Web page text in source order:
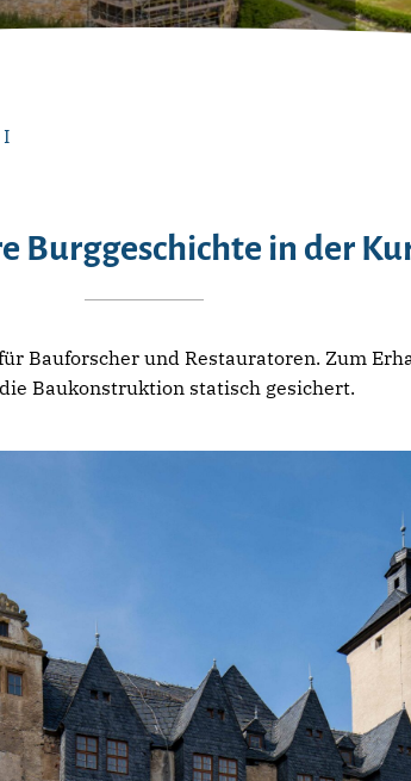
I
Burggeschichte in der
Bauforscher und Restauratoren. Zum
Baukonstruktion statisch gesichert.